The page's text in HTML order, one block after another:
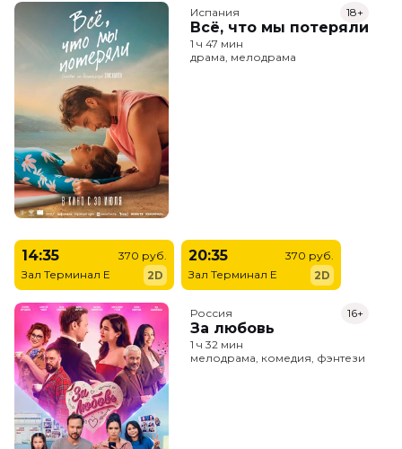
Испания
Всё, что мы потеряли
18+
1 ч 47 мин
драма, мелодрама
14:35
Зал Терминал E
370 руб.
2D
20:35
Зал Терминал E
370 руб.
2D
Россия
За любовь
16+
1 ч 32 мин
мелодрама, комедия, фэнтези